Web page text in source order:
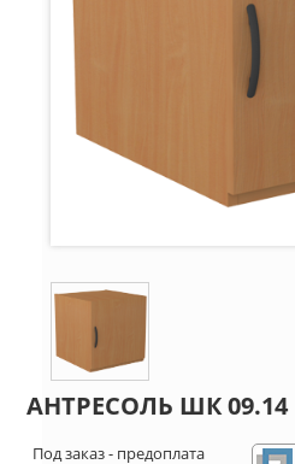
АНТРЕСОЛЬ ШК 09.14
Под заказ - предоплата